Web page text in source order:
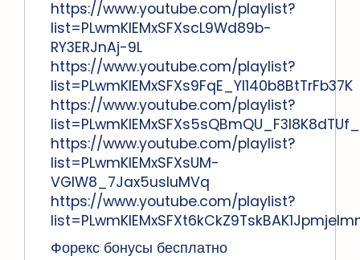
https://www.youtube.com/playlist?
list=PLwmKlEMxSFXscL9Wd89b-
RY3ERJnAj-9L
https://www.youtube.com/playlist?
list=PLwmKlEMxSFXs9FqE_Yl140b8BtTrFb37K
https://www.youtube.com/playlist?
https://www.youtube.com/playlist?
list=PLwmKlEMxSFXsUM-
VGIW8_7Jax5usluMVq
https://www.youtube.com/playlist?
Форекс бонусы бесплатно